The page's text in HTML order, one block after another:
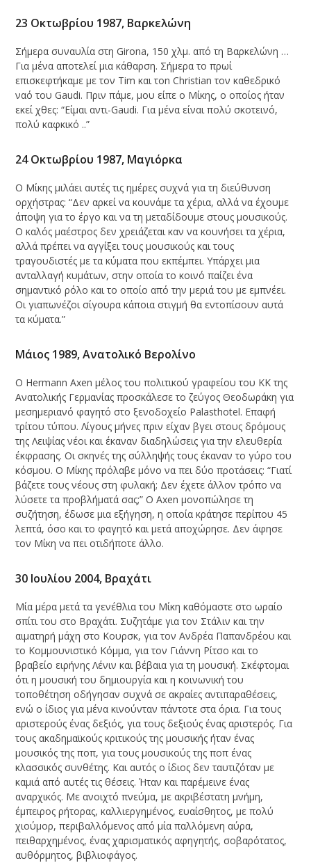
23 Οκτωβρίου 1987, Βαρκελώνη
Σήμερα συναυλία στη Girona, 150 χλμ. από τη Βαρκελώνη …
Για μένα αποτελεί μια κάθαρση. Σήμερα το πρωί
επισκεφτήκαμε με τον Tim και τon Christian τον καθεδρικό
ναό του Gaudi. Πριν πάμε, μου είπε ο Μίκης, ο οποίος ήταν
εκεί χθες: “Είμαι αντι-Gaudi. Για μένα είναι πολύ σκοτεινό,
πολύ καφκικό ..”
24 Οκτωβρίου 1987, Μαγιόρκα
Ο Μίκης μιλάει αυτές τις ημέρες συχνά για τη διεύθυνση
ορχήστρας: “Δεν αρκεί να κουνάμε τα χέρια, αλλά να έχουμε
άποψη για το έργο και να τη μεταδίδουμε στους μουσικούς.
Ο καλός μαέστρος δεν χρειάζεται καν να κουνήσει τα χέρια,
αλλά πρέπει να αγγίξει τους μουσικούς και τους
τραγουδιστές με τα κύματα που εκπέμπει. Υπάρχει μια
ανταλλαγή κυμάτων, στην οποία το κοινό παίζει ένα
σημαντικό ρόλο και το οποίο από την μεριά του με εμπνέει.
Οι γιαπωνέζοι σίγουρα κάποια στιγμή θα εντοπίσουν αυτά
τα κύματα.”
Μάιος 1989, Ανατολικό Βερολίνο
Ο Hermann Axen μέλος του πολιτικού γραφείου του KK της
Ανατολικής Γερμανίας προσκάλεσε το ζεύγος Θεοδωράκη για
μεσημεριανό φαγητό στο ξενοδοχείο Palasthotel. Επαφή
τρίτου τύπου. Λίγους μήνες πριν είχαν βγει στους δρόμους
της Λειψίας νέοι και έκαναν διαδηλώσεις για την ελευθερία
έκφρασης. Οι σκηνές της σύλληψής τους έκαναν το γύρο του
κόσμου. Ο Μίκης πρόλαβε μόνο να πει δύο προτάσεις: “Γιατί
βάζετε τους νέους στη φυλακή; Δεν έχετε άλλον τρόπο να
λύσετε τα προβλήματά σας;” Ο Axen μονοπώλησε τη
συζήτηση, έδωσε μια εξήγηση, η οποία κράτησε περίπου 45
λεπτά, όσο και το φαγητό και μετά αποχώρησε. Δεν άφησε
τον Μίκη να πει οτιδήποτε άλλο.
30 Ιουλίου 2004, Βραχάτι
Μία μέρα μετά τα γενέθλια του Μίκη καθόμαστε στο ωραίο
σπίτι του στο Βραχάτι. Συζητάμε για τον Στάλιν και την
αιματηρή μάχη στο Κουρσκ, για τον Ανδρέα Παπανδρέου και
το Κομμουνιστικό Κόμμα, για τον Γιάννη Ρίτσο και το
βραβείο ειρήνης Λένιν και βέβαια για τη μουσική. Σκέφτομαι
ότι η μουσική του δημιουργία και η κοινωνική του
τοποθέτηση οδήγησαν συχνά σε ακραίες αντιπαραθέσεις,
ενώ ο ίδιος για μένα κινούνταν πάντοτε στα όρια. Για τους
αριστερούς ένας δεξιός, για τους δεξιούς ένας αριστερός. Για
τους ακαδημαϊκούς κριτικούς της μουσικής ήταν ένας
μουσικός της ποπ, για τους μουσικούς της ποπ ένας
κλασσικός συνθέτης. Και αυτός ο ίδιος δεν ταυτιζόταν με
καμιά από αυτές τις θέσεις. Ήταν και παρέμεινε ένας
αναρχικός. Με ανοιχτό πνεύμα, με ακριβέστατη μνήμη,
έμπειρος ρήτορας, καλλιεργημένος, ευαίσθητος, με πολύ
χιούμορ, περιβαλλόμενος από μία παλλόμενη αύρα,
πειθαρχημένος, ένας χαρισματικός αφηγητής, σοβαρότατος,
αυθόρμητος, βιβλιοφάγος.